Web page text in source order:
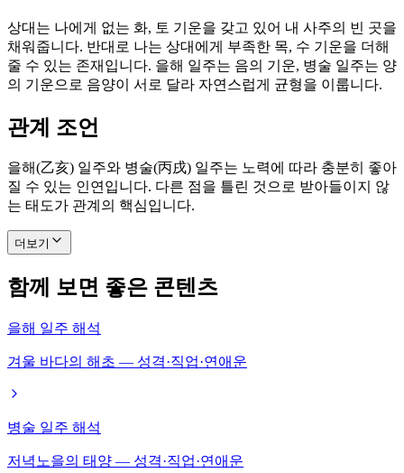
상대는 나에게 없는 화, 토 기운을 갖고 있어 내 사주의 빈 곳을
채워줍니다. 반대로 나는 상대에게 부족한 목, 수 기운을 더해
줄 수 있는 존재입니다. 을해 일주는 음의 기운, 병술 일주는 양
의 기운으로 음양이 서로 달라 자연스럽게 균형을 이룹니다.
관계 조언
을해(乙亥) 일주와 병술(丙戌) 일주는 노력에 따라 충분히 좋아
질 수 있는 인연입니다. 다른 점을 틀린 것으로 받아들이지 않
는 태도가 관계의 핵심입니다.
더보기
함께 보면 좋은 콘텐츠
을해 일주 해석
겨울 바다의 해초 — 성격·직업·연애운
병술 일주 해석
저녁노을의 태양 — 성격·직업·연애운